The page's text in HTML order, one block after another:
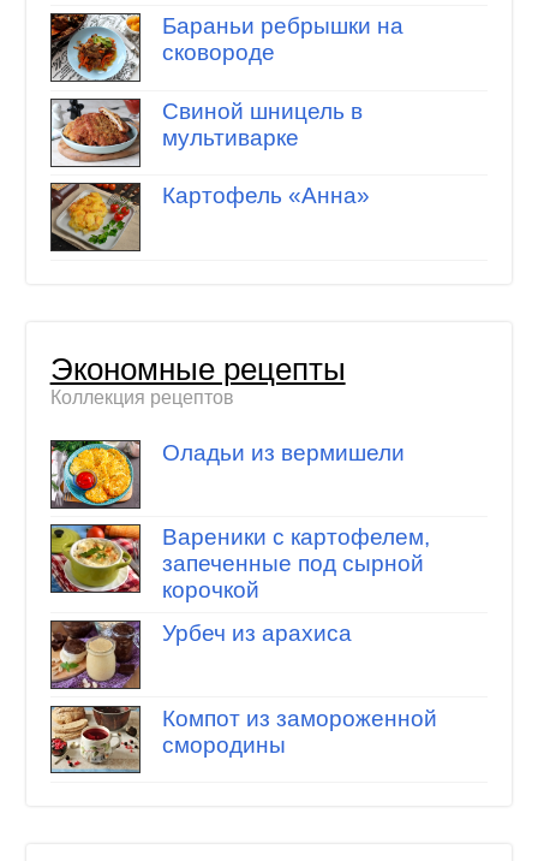
Бараньи ребрышки на
сковороде
Свиной шницель в
мультиварке
Картофель «Анна»
Экономные рецепты
Коллекция рецептов
Оладьи из вермишели
Вареники с картофелем,
запеченные под сырной
корочкой
Урбеч из арахиса
Компот из замороженной
смородины